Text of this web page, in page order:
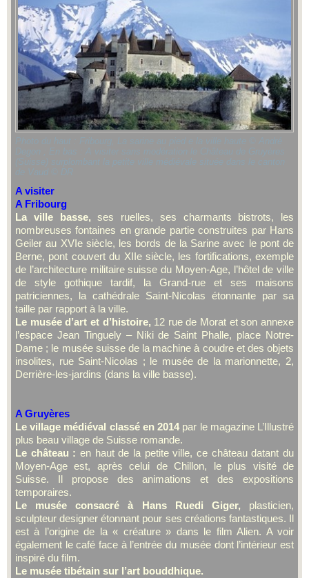
A visiter
A Fribourg
La ville basse,ses ruelles, ses charmants bistrots, les
nombreuses fontaines en grande partie construites par Hans
Geiler au XVIe siècle, les bords de la Sarine avec le pont de
Berne, pont couvert du XIIe siècle, les fortifications, exemple
de l’architecture militaire suisse du Moyen-Age, l’hôtel de ville
de style gothique tardif, la Grand-rue et ses maisons
patriciennes, la cathédrale Saint-Nicolas étonnante par sa
taille par rapport à la ville.
Le musée d’art et d’histoire, 12 rue de Morat et son annexe
l’espace Jean Tinguely – Niki de Saint Phalle, place Notre-
Dame ; le musée suisse de la machine à coudre et des objets
insolites, rue Saint-Nicolas ; le musée de la marionnette, 2,
Derrière-les-jardins (dans la ville basse).
A Gruyères
Le village médiéval classé en 2014 par le magazine L’Illustré
plus beau village de Suisse romande.
Le château : en haut de la petite ville, ce château datant du
Moyen-Age est, après celui de Chillon, le plus visité de
Suisse. Il propose des animations et des expositions
temporaires.
Le musée consacré à Hans Ruedi Giger, plasticien,
sculpteur designer étonnant pour ses créations fantastiques. Il
est à l’origine de la « créature » dans le film Alien. A voir
également le café face à l’entrée du musée dont l’intérieur est
inspiré du film.
Le musée tibétain sur l’art bouddhique.